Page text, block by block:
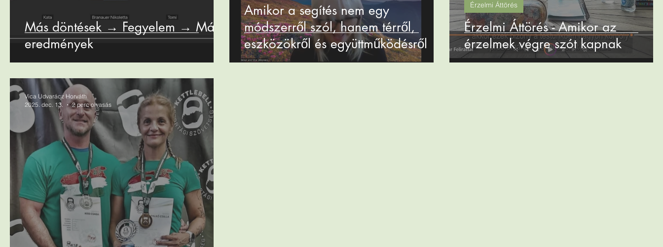
Más döntések → Fegyelem → Más
eredmények
Amikor a segítés nem egy
módszerről szól, hanem térről,
eszközökről és együttműködésről
Érzelmi Áttörés - Amikor az
érzelmek végre szót kapnak
Érzelmi Áttörés
Vica Udvarácz Horváth
2025. dec. 13.
2 perc olvasás